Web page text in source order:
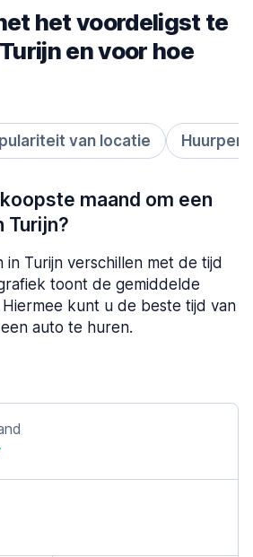
het voordeligst te
en voor hoe
van locatie
maand om een
Turijn?
Turijn verschillen met de tijd
toont de gemiddelde
kunt u de beste tijd van
auto te huren.